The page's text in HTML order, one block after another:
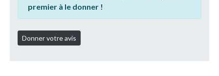
premier à le donner !